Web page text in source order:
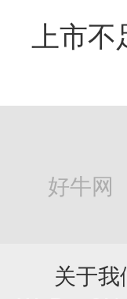
好牛网
关于我